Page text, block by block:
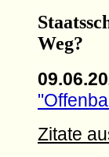
Weg?
Zitate